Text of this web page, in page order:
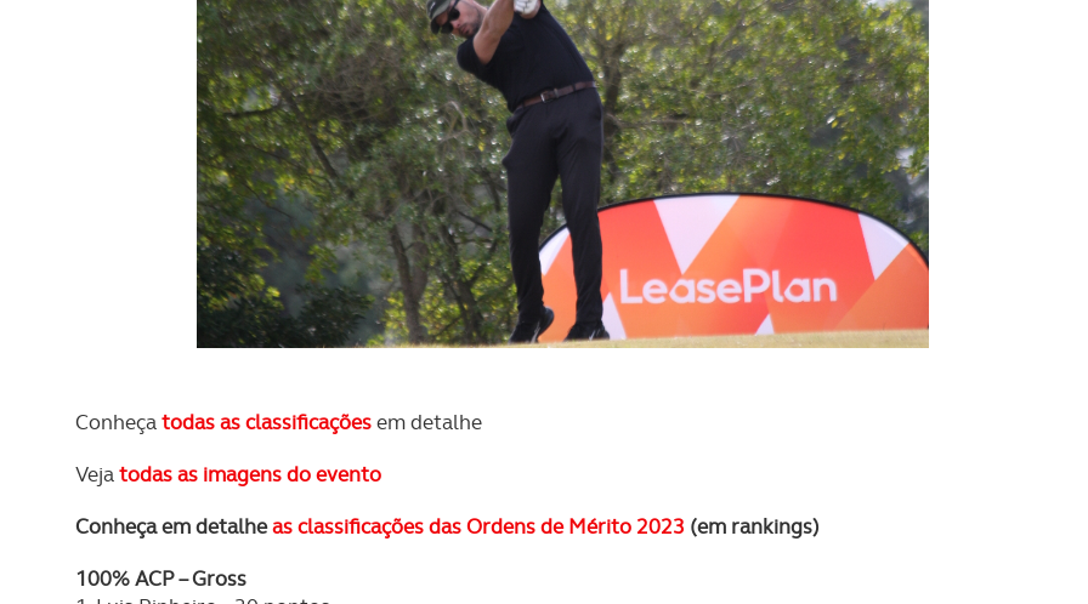
Conheçatodas as classificaçõesem detalhe
Vejatodas as imagens do evento
Conheça em detalheas classificações das Ordens de Mérito 2023 (em rankings)
100% ACP – Gross